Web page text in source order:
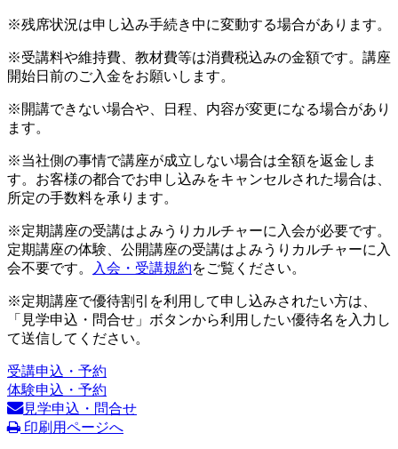
※残席状況は申し込み手続き中に変動する場合があります。
※受講料や維持費、教材費等は消費税込みの金額です。講座
開始日前のご入金をお願いします。
※開講できない場合や、日程、内容が変更になる場合があり
ます。
※当社側の事情で講座が成立しない場合は全額を返金しま
す。お客様の都合でお申し込みをキャンセルされた場合は、
所定の手数料を承ります。
※定期講座の受講はよみうりカルチャーに入会が必要です。
定期講座の体験、公開講座の受講はよみうりカルチャーに入
会不要です。
入会・受講規約をご覧ください。
※定期講座で優待割引を利用して申し込みされたい方は、
「見学申込・問合せ」ボタンから利用したい優待名を入力し
て送信してください。
受講申込・予約
体験申込・予約
見学申込・問合せ
印刷用ページへ